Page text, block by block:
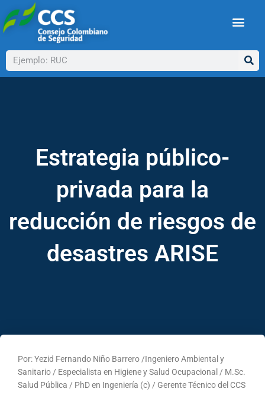
al
contenido
Buscar
Estrategia público-
privada para la
reducción de riesgos de
desastres ARISE
Por: Yezid Fernando Niño Barrero /Ingeniero Ambiental y
Sanitario / Especialista en Higiene y Salud Ocupacional / M.Sc.
Salud Pública / PhD en Ingeniería (c) / Gerente Técnico del CCS